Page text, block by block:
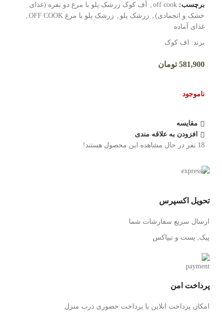
برچسب: off cook
آف کوک زرشک پلو با مرغ دو نفره (غذای
خشک و انجمادی)
زرشک پلو زرشک پلو با مرغ OFF COOK
غذای آماده
برند: اف کوک
581,900 تومان
ناموجود
مقایسه
افزودن به علاقه مندی
18 نفر در حال مشاهده این محصول هستند!
تحویل اکسپرس
ارسال سریع سفارشات شما
پیک, پست و تیپاکس
پرداخت امن
امکان پرداخت انلاین یا پرداخت حضوری درب منزل